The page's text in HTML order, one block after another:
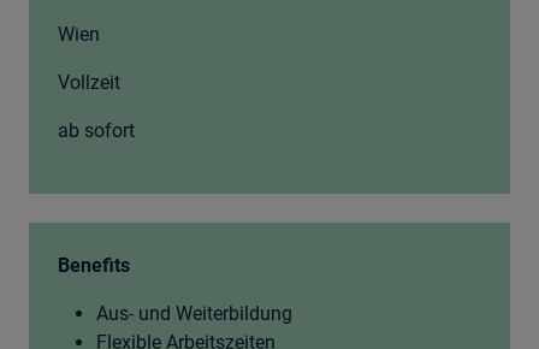
Wien
Vollzeit
ab sofort
Benefits
Aus- und Weiterbildung
Flexible Arbeitszeiten